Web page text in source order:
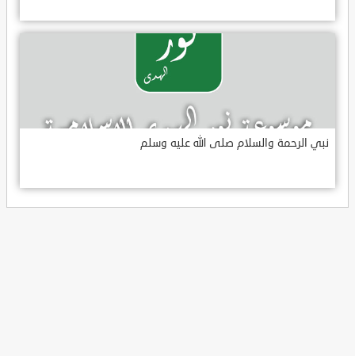
نبي الرحمة والسلام صلى الله عليه وسلم